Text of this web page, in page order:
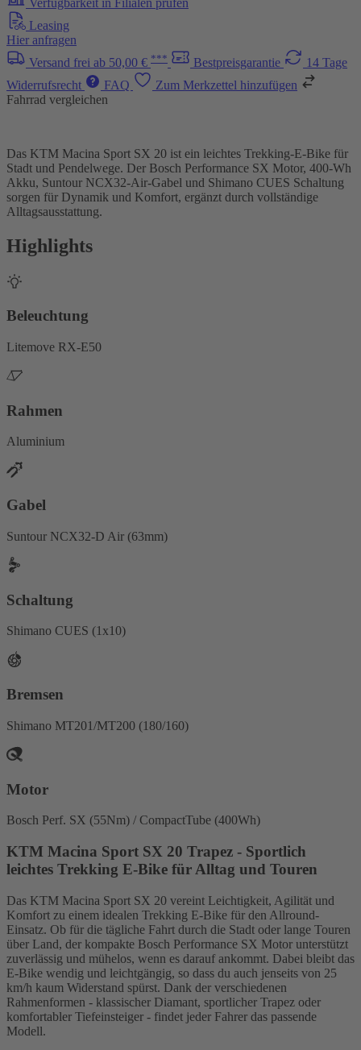
Leasing
Hier anfragen
Versand frei ab 50,00 € *** Bestpreisgarantie
14 Tage
Widerrufsrecht
FAQ
Zum Merkzettel hinzufügen
Fahrrad vergleichen
Das KTM Macina Sport SX 20 ist ein leichtes Trekking-E-Bike für
Stadt und Pendelwege. Der Bosch Performance SX Motor, 400-Wh
Akku, Suntour NCX32-Air-Gabel und Shimano CUES Schaltung
sorgen für Dynamik und Komfort, ergänzt durch vollständige
Alltagsausstattung.
Highlights
Beleuchtung
Litemove RX-E50
Rahmen
Aluminium
Gabel
Suntour NCX32-D Air (63mm)
Schaltung
Shimano CUES (1x10)
Bremsen
Shimano MT201/MT200 (180/160)
Motor
Bosch Perf. SX (55Nm) / CompactTube (400Wh)
KTM Macina Sport SX 20 Trapez - Sportlich
leichtes Trekking E-Bike für Alltag und Touren
Das KTM Macina Sport SX 20 vereint Leichtigkeit, Agilität und
Komfort zu einem idealen Trekking E-Bike für den Allround-
Einsatz. Ob für die tägliche Fahrt durch die Stadt oder lange Touren
über Land, der kompakte Bosch Performance SX Motor unterstützt
zuverlässig und mühelos, wenn es darauf ankommt. Dabei bleibt das
E-Bike wendig und leichtgängig, so dass du auch jenseits von 25
km/h kaum Widerstand spürst. Dank der verschiedenen
Rahmenformen - klassischer Diamant, sportlicher Trapez oder
komfortabler Tiefeinsteiger - findet jeder Fahrer das passende
Modell.